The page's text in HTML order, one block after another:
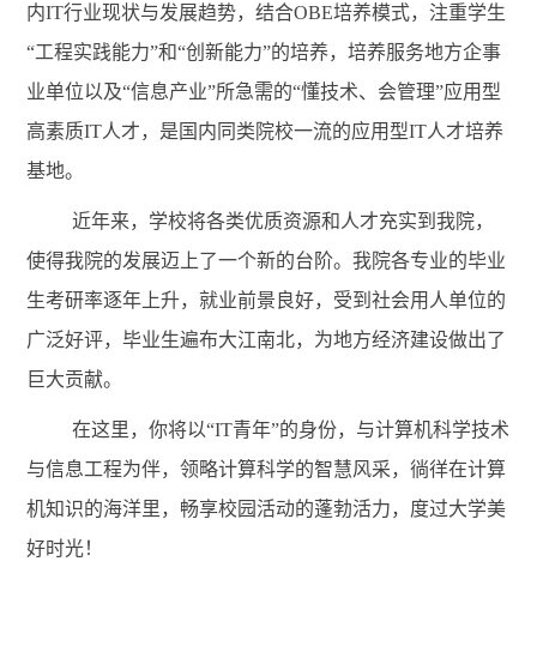
内IT行业现状与发展趋势，结合OBE培养模式，注重学生
“工程实践能力”和“创新能力”的培养，培养服务地方企事
业单位以及“信息产业”所急需的“懂技术、会管理”应用型
高素质IT人才，是国内同类院校一流的应用型IT人才培养
基地。
近年来，学校将各类优质资源和人才充实到我院，
使得我院的发展迈上了一个新的台阶。我院各专业的毕业
生考研率逐年上升，就业前景良好，受到社会用人单位的
广泛好评，毕业生遍布大江南北，为地方经济建设做出了
巨大贡献。
在这里，你将以“IT青年”的身份，与计算机科学技术
与信息工程为伴，领略计算科学的智慧风采，徜徉在计算
机知识的海洋里，畅享校园活动的蓬勃活力，度过大学美
好时光！